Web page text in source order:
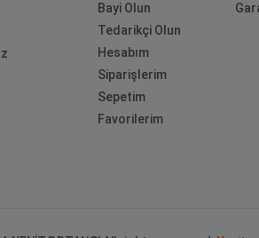
Bayi Olun
Tedarikçi Olun
Hesabım
Siparişlerim
Sepetim
Favorilerim